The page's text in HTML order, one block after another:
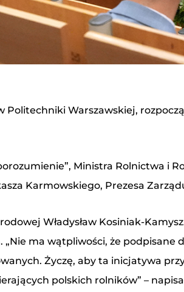
Warszawskiej,
Ministra Rolnictwa i
Karmowskiego, Prezesa
Władysław Kosiniak-
„Nie ma wątpliwości, że
Życzę, aby ta inicjatywa
polskich rolników” –